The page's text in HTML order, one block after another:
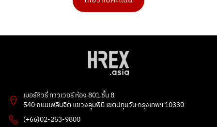
3 คะแนน
kitbowon srimai
2 คะแนน
1 คะแนน
Tarmporn Masphimol
ธัญลักษณ์ แก้วโปธา
1 คะแนน
เมอร์คิวรี่ ทาวเวอร์ ห้อง 801 ชั้น 8
540 ถนนเพลินจิต แขวงลุมพินี เขตปทุมวัน กรุงเทพฯ 10330
(+66)02-253-9800